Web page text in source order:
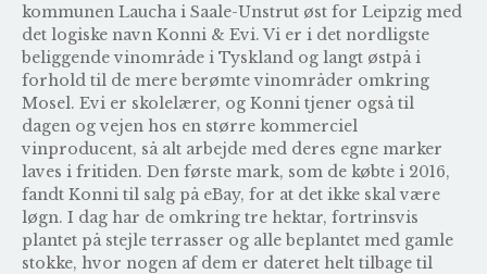
kommunen Laucha i Saale-Unstrut øst for Leipzig med
det logiske navn Konni & Evi. Vi er i det nordligste
beliggende vinområde i Tyskland og langt østpå i
forhold til de mere berømte vinområder omkring
Mosel. Evi er skolelærer, og Konni tjener også til
dagen og vejen hos en større kommerciel
vinproducent, så alt arbejde med deres egne marker
laves i fritiden. Den første mark, som de købte i 2016,
fandt Konni til salg på eBay, for at det ikke skal være
løgn. I dag har de omkring tre hektar, fortrinsvis
plantet på stejle terrasser og alle beplantet med gamle
stokke, hvor nogen af dem er dateret helt tilbage til